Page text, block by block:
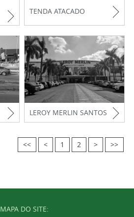
TENDA ATACADO
LEROY MERLIN SANTOS
>>
>
2
1
<
<<
MAPA DO SITE: